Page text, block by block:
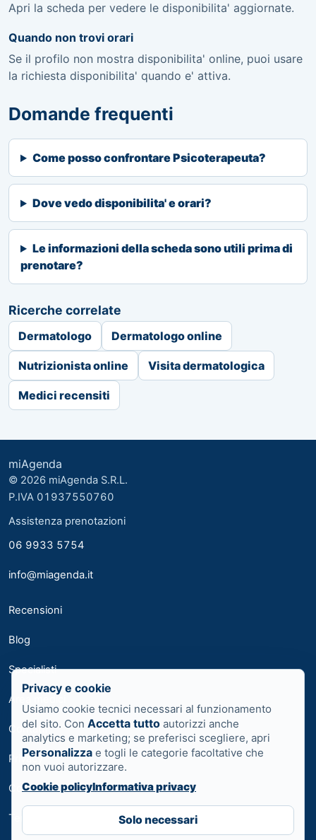
Apri la scheda per vedere le disponibilita' aggiornate.
Quando non trovi orari
Se il profilo non mostra disponibilita' online, puoi usare
la richiesta disponibilita' quando e' attiva.
Domande frequenti
Come posso confrontare Psicoterapeuta?
Dove vedo disponibilita' e orari?
Le informazioni della scheda sono utili prima di
prenotare?
Ricerche correlate
Dermatologo Dermatologo online
Nutrizionista online Visita dermatologica
Medici recensiti
miAgenda
© 2026 miAgenda S.R.L.
P.IVA 01937550760
Assistenza prenotazioni
06 9933 5754
info@miagenda.it
Recensioni
Blog
Specialisti
Area medici
Contatti
Privacy
Cookie
Termini
Privacy e cookie
Usiamo cookie tecnici necessari al funzionamento
del sito. Con Accetta tutto autorizzi anche
analytics e marketing; se preferisci scegliere, apri
Personalizza e togli le categorie facoltative che
non vuoi autorizzare.
Cookie policyInformativa privacy
Solo necessari